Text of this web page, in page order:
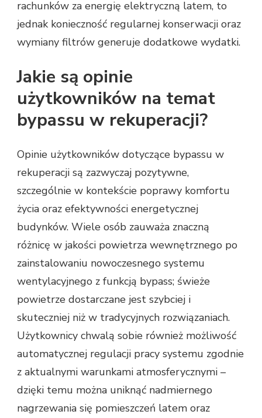
rachunków za energię elektryczną latem, to
jednak konieczność regularnej konserwacji oraz
wymiany filtrów generuje dodatkowe wydatki.
Jakie są opinie
użytkowników na temat
bypassu w rekuperacji?
Opinie użytkowników dotyczące bypassu w
rekuperacji są zazwyczaj pozytywne,
szczególnie w kontekście poprawy komfortu
życia oraz efektywności energetycznej
budynków. Wiele osób zauważa znaczną
różnicę w jakości powietrza wewnętrznego po
zainstalowaniu nowoczesnego systemu
wentylacyjnego z funkcją bypass; świeże
powietrze dostarczane jest szybciej i
skuteczniej niż w tradycyjnych rozwiązaniach.
Użytkownicy chwalą sobie również możliwość
automatycznej regulacji pracy systemu zgodnie
z aktualnymi warunkami atmosferycznymi –
dzięki temu można uniknąć nadmiernego
nagrzewania się pomieszczeń latem oraz